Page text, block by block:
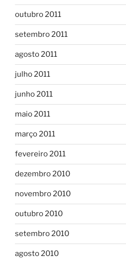
outubro 2011
setembro 2011
agosto 2011
julho 2011
junho 2011
maio 2011
março 2011
fevereiro 2011
dezembro 2010
novembro 2010
outubro 2010
setembro 2010
agosto 2010